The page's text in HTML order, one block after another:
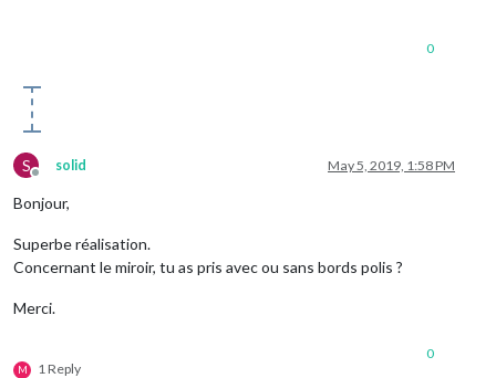
0
S
Offline
solid May 5, 2019, 1:58 PM
Bonjour,
Superbe réalisation.
Concernant le miroir, tu as pris avec ou sans bords polis ?
Merci.
M 1 Reply
0